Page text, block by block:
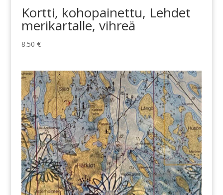
Kortti, kohopainettu, Lehdet
merikartalle, vihreä
8.50 €